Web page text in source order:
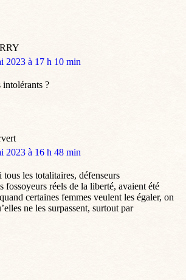
2023 à 17 h 10 min
intolérants ?
2023 à 16 h 48 min
tous les totalitaires, défenseurs
fossoyeurs réels de la liberté, avaient été
certaines femmes veulent les égaler, on
ne les surpassent, surtout par